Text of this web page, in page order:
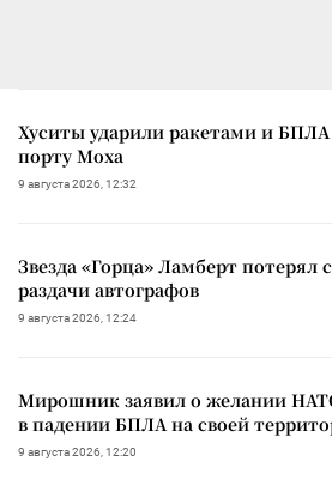
Хуситы ударили ракетами и
порту Моха
9 августа 2026, 12:32
Звезда «Горца» Ламберт потерял
раздачи автографов
9 августа 2026, 12:24
Мирошник заявил о желании
в падении БПЛА на своей
9 августа 2026, 12:20